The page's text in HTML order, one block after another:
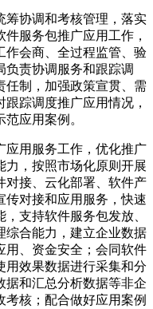
筹协调和考核管理，落实
服务包推广应用工作，
作会商、全过程监管、验
负责协调服务和跟踪调
任制，加强政策宣贯、需
踪调度推广应用情况，
应用案例。
应用服务工作，优化推广
力，按照市场化原则开展
对接、云化部署、软件产
传对接和应用服务，快速
支持软件服务包发放、
综合能力，建立企业数据
用、资金安全；会同软件
用效果数据进行采集和分
据和汇总分析数据等非企
核；配合做好应用案例